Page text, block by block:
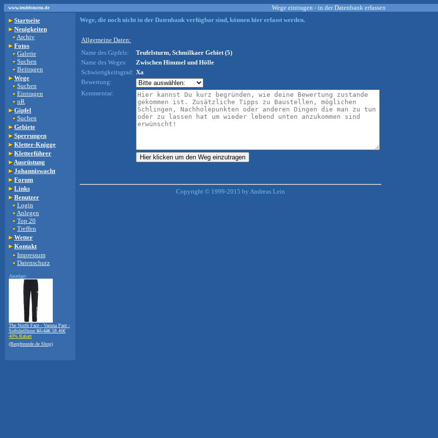
www.teufelsturm.de Wege eintragen - in der Datenbank erfassen
Startseite
Neuigkeiten
Archiv
Fotos
Galerie
Suchen
Beitragen
Wege
Suchen
Eintragen
nR
Gipfel
Suchen
Gebiete
Sperrungen
Kletter-Knigge
Kletterführer
Ausrüstung
Johanniswacht
Forum
Links
Benutzer
Login
Anlegen
Top 20
Treffen
Wetter
Kontakt
Impressum
Datenschutz
Anzeige:
The North Face - Varuna Pant -
Softshellhose 97.43€ 58.46€
40% Rabatt
(Bergfreunde.de Shop)
Wege, die noch nicht in der Datenbank verfügbar sind, können hier erfasst werden.
Allgemeine Daten:
Name des Gipfels:
Teufelsturm, Schmilkaer Gebiet (5)
Name des Weges:
Zwischen Himmel und Hölle
Schwierigkeitsgrad: Xa
Bewertung:
Kommentar:
Copyright © 1999-2015 by Andreas Lein